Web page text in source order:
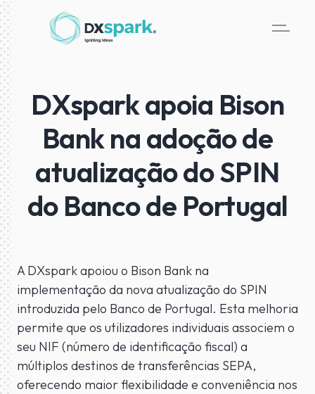
DXspark apoia Bison
Bank na adoção de
atualização do SPIN
do Banco de Portugal
A DXspark apoiou o Bison Bank na
implementação da nova atualização do SPIN
introduzida pelo Banco de Portugal. Esta melhoria
permite que os utilizadores individuais associem o
seu NIF (número de identificação fiscal) a
múltiplos destinos de transferências SEPA,
oferecendo maior flexibilidade e conveniência nos